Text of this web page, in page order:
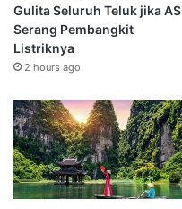
Gulita Seluruh Teluk jika AS
Serang Pembangkit
Listriknya
2 hours ago